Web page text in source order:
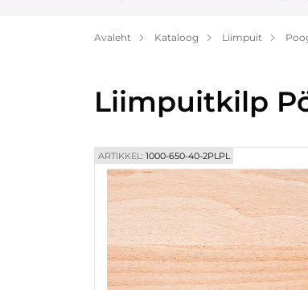
Avaleht Kataloog Liimpuit
Liimpuitkilp
ARTIKKEL: 1000-650-40-2PLPL